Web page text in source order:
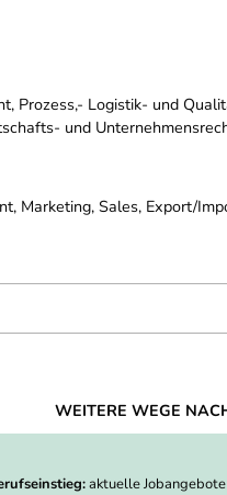
Prozess,- Logistik- und
und
Marketing, Sales, Export/
WEITERE WEGE
aktuelle Jobangebote